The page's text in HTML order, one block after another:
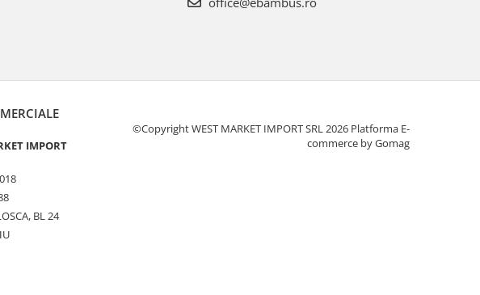
IMPORT
BL 24
©Copyright WEST MARKET IMPORT SRL 2026 Platforma E-
commerce by Gomag